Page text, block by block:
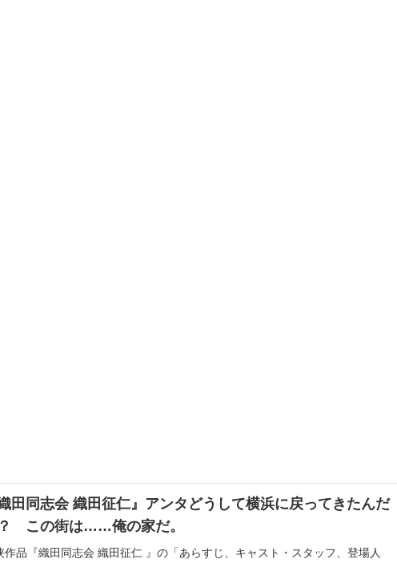
織田同志会 織田征仁』アンタどうして横浜に戻ってきたんだ
この街は……俺の家だ。
作品『織田同志会 織田征仁 』の「あらすじ、キャスト・スタッフ、登場人